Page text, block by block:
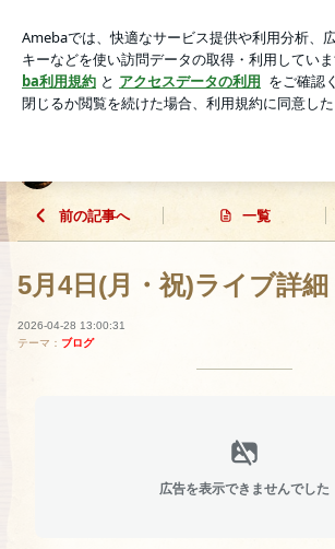
アプリをダウンロードして ブログの更新通知
を
ょう。
前の記事へ 一覧
5月4日(月・祝)ライブ詳細
2026-04-28 13:00:31
テーマ： ブログ
広告を表示できませんでした